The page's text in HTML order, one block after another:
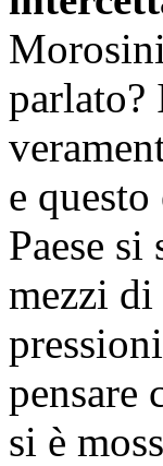
parlato?
e
Paese
mezzi di
pensare
si è